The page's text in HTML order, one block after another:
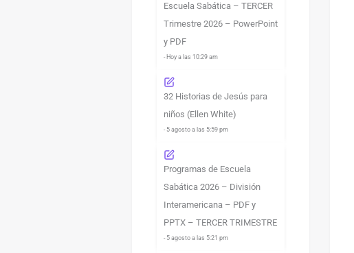
Escuela Sabática – TERCER
Trimestre 2026 – PowerPoint
y PDF
- Hoy a las 10:29 am
32 Historias de Jesús para
niños (Ellen White)
- 5 agosto a las 5:59 pm
Programas de Escuela
Sabática 2026 – División
Interamericana – PDF y
PPTX – TERCER TRIMESTRE
- 5 agosto a las 5:21 pm